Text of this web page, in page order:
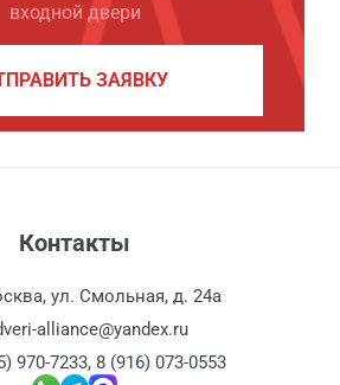
входной двери
ЗАЯВКУ
Контакты
ул. Смольная, д. 24а
alliance@yandex.ru
970-7233, 8 (916) 073-0553